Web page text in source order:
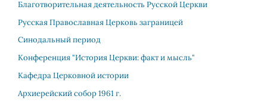
Благотворительная деятельность Русской Церкви
Русская Православная Церковь заграницей
Синодальный период
Конференция "История Церкви: факт и мысль"
Кафедра Церковной истории
Архиерейский собор 1961 г.